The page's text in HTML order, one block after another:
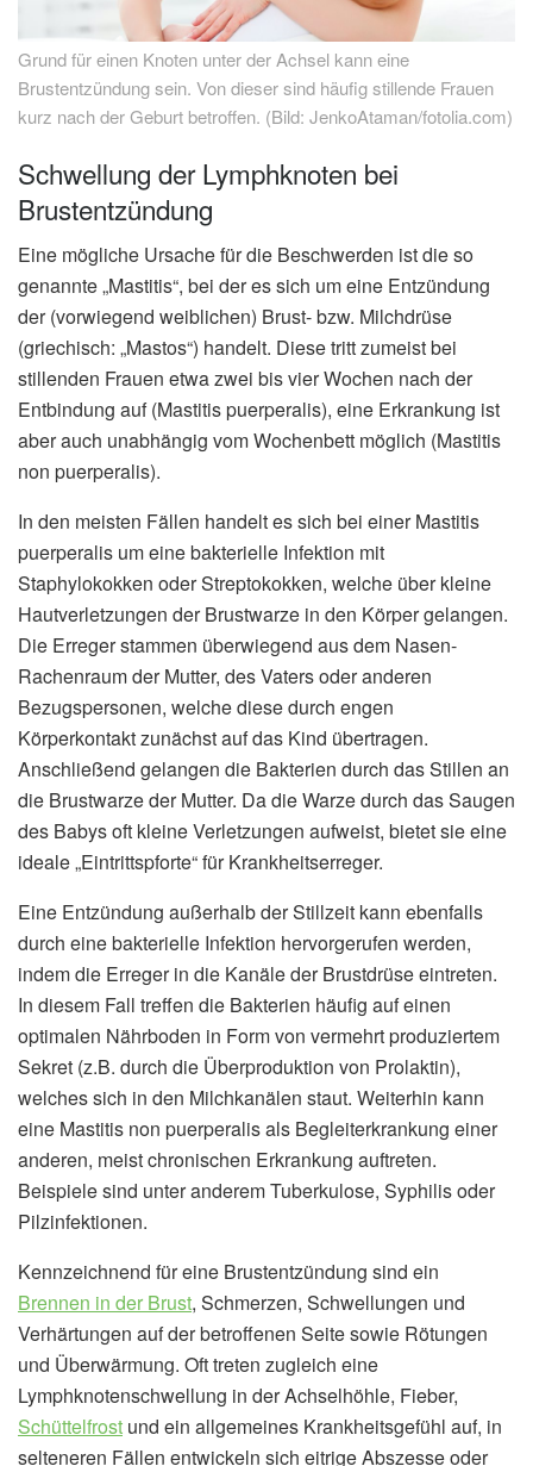
Grund für einen Knoten unter der Achsel kann eine
Brustentzündung sein. Von dieser sind häufig stillende Frauen
kurz nach der Geburt betroffen. (Bild: JenkoAtaman/fotolia.com)
Schwellung der Lymphknoten bei
Brustentzündung
Eine mögliche Ursache für die Beschwerden ist die so
genannte „Mastitis“, bei der es sich um eine Entzündung
der (vorwiegend weiblichen) Brust- bzw. Milchdrüse
(griechisch: „Mastos“) handelt. Diese tritt zumeist bei
stillenden Frauen etwa zwei bis vier Wochen nach der
Entbindung auf (Mastitis puerperalis), eine Erkrankung ist
aber auch unabhängig vom Wochenbett möglich (Mastitis
non puerperalis).
In den meisten Fällen handelt es sich bei einer Mastitis
puerperalis um eine bakterielle Infektion mit
Staphylokokken oder Streptokokken, welche über kleine
Hautverletzungen der Brustwarze in den Körper gelangen.
Die Erreger stammen überwiegend aus dem Nasen-
Rachenraum der Mutter, des Vaters oder anderen
Bezugspersonen, welche diese durch engen
Körperkontakt zunächst auf das Kind übertragen.
Anschließend gelangen die Bakterien durch das Stillen an
die Brustwarze der Mutter. Da die Warze durch das Saugen
des Babys oft kleine Verletzungen aufweist, bietet sie eine
ideale „Eintrittspforte“ für Krankheitserreger.
Eine Entzündung außerhalb der Stillzeit kann ebenfalls
durch eine bakterielle Infektion hervorgerufen werden,
indem die Erreger in die Kanäle der Brustdrüse eintreten.
In diesem Fall treffen die Bakterien häufig auf einen
optimalen Nährboden in Form von vermehrt produziertem
Sekret (z.B. durch die Überproduktion von Prolaktin),
welches sich in den Milchkanälen staut. Weiterhin kann
eine Mastitis non puerperalis als Begleiterkrankung einer
anderen, meist chronischen Erkrankung auftreten.
Beispiele sind unter anderem Tuberkulose, Syphilis oder
Pilzinfektionen.
Kennzeichnend für eine Brustentzündung sind ein
Brennen in der Brust, Schmerzen, Schwellungen und
Verhärtungen auf der betroffenen Seite sowie Rötungen
und Überwärmung. Oft treten zugleich eine
Lymphknotenschwellung in der Achselhöhle, Fieber,
Schüttelfrost und ein allgemeines Krankheitsgefühl auf, in
selteneren Fällen entwickeln sich eitrige Abszesse oder